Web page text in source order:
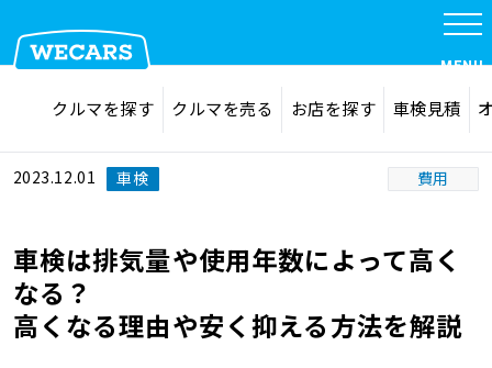
在庫検索 サイト内検索
検索
MENU
クルマを探す
クルマを売る
お店を探す
クルマを探す クルマを売る お店を探す 車検見積
2023.12.01 車検 費用
車検は排気量や使用年数によって高く
なる？
高くなる理由や安く抑える方法を解説